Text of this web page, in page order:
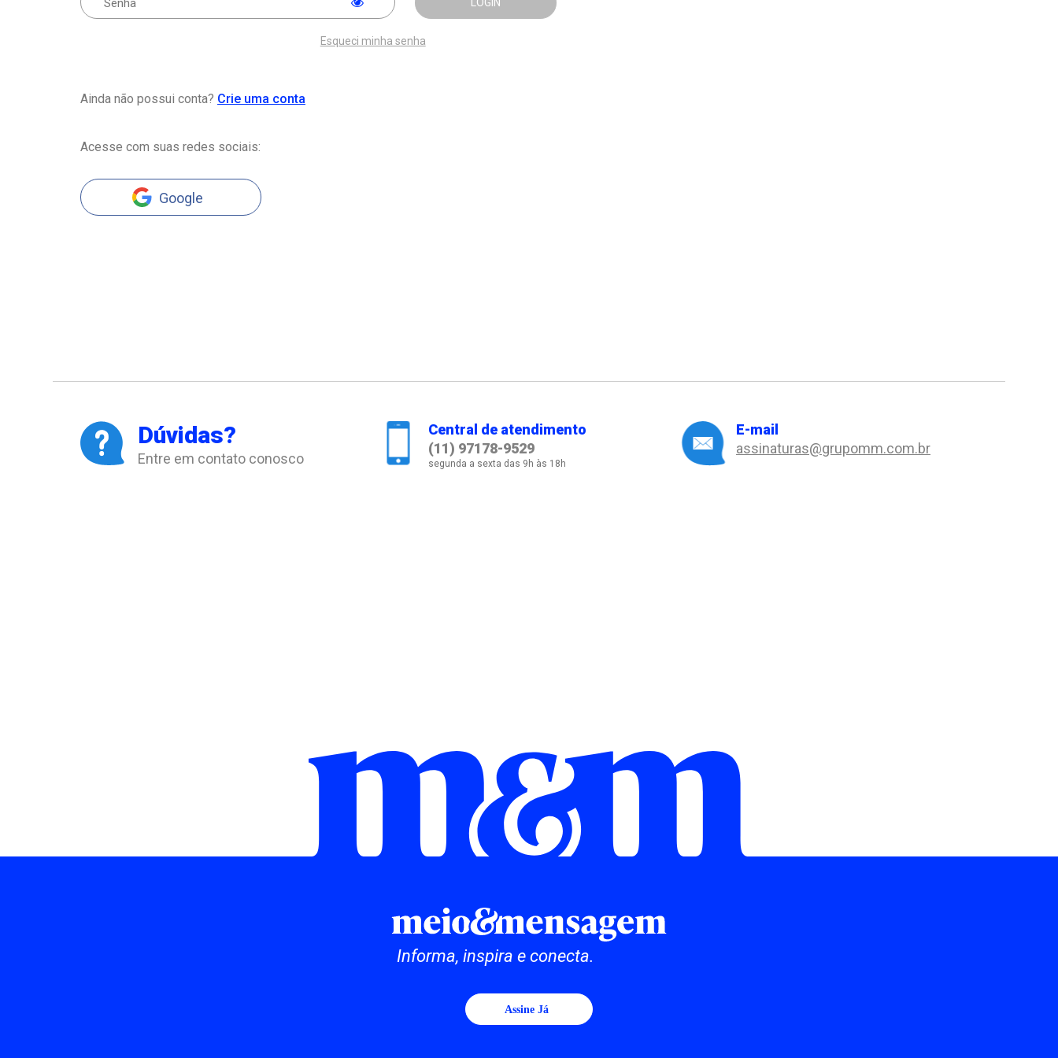
Esqueci minha senha
Ainda não possui conta? Crie uma conta
Acesse com suas redes sociais:
Google
Dúvidas?
Entre em contato conosco
Central de atendimento
(11) 97178-9529
segunda a sexta das 9h às 18h
E-mail
assinaturas@grupomm.com.br
Informa, inspira e conecta.
Assine Já